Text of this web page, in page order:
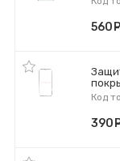
560
Код
390